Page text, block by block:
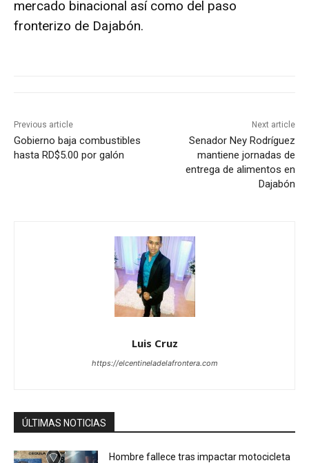
mercado binacional así como del paso
fronterizo de Dajabón.
Previous article
Gobierno baja combustibles
hasta RD$5.00 por galón
Next article
Senador Ney Rodríguez
mantiene jornadas de
entrega de alimentos en
Dajabón
Luis Cruz
https://elcentineladelafrontera.com
ÚLTIMAS NOTICIAS
Hombre fallece tras impactar motocicleta